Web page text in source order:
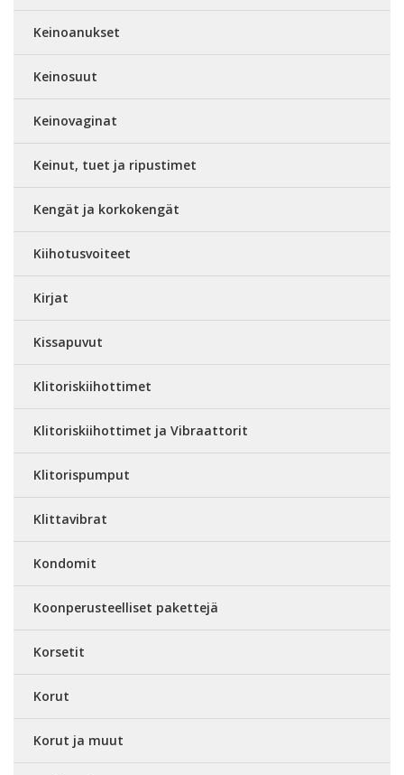
Keinoanukset
Keinosuut
Keinovaginat
Keinut, tuet ja ripustimet
Kengät ja korkokengät
Kiihotusvoiteet
Kirjat
Kissapuvut
Klitoriskiihottimet
Klitoriskiihottimet ja Vibraattorit
Klitorispumput
Klittavibrat
Kondomit
Koonperusteelliset pakettejä
Korsetit
Korut
Korut ja muut